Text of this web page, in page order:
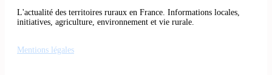
Incendie ravage
100 hectares
Narbonne,
L'actualité des territoires ruraux en France. Informations locales,
initiatives, agriculture, environnement et vie rurale.
Mentions légales